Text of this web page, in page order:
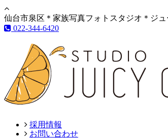
仙台市泉区＊家族写真フォトスタジオ＊ジ
022-344-6420
採用情報
お問い合わせ